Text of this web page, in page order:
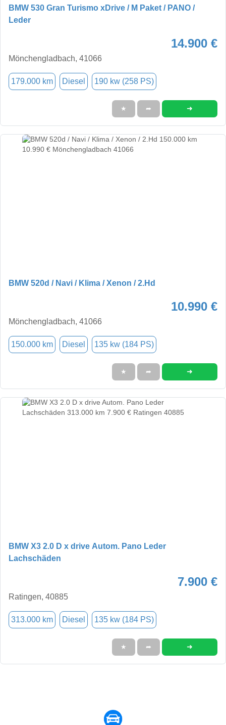
BMW 530 Gran Turismo xDrive / M Paket / PANO /
Leder
14.900 €
Mönchengladbach, 41066
179.000 km Diesel 190 kw (258 PS)
★ ➦ ➜
BMW 520d / Navi / Klima / Xenon / 2.Hd
10.990 €
Mönchengladbach, 41066
150.000 km Diesel 135 kw (184 PS)
★ ➦ ➜
BMW X3 2.0 D x drive Autom. Pano Leder
Lachschäden
7.900 €
Ratingen, 40885
313.000 km Diesel 135 kw (184 PS)
★ ➦ ➜